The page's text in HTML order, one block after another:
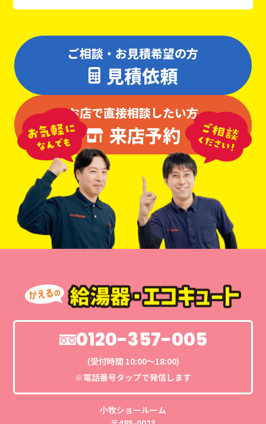
ご相談・お見積希望の方
見積依頼
お店で直接相談したい方
来店予約
0120-357-005
(受付時間 10:00〜18:00)
※電話番号タップで発信します
小牧ショールーム